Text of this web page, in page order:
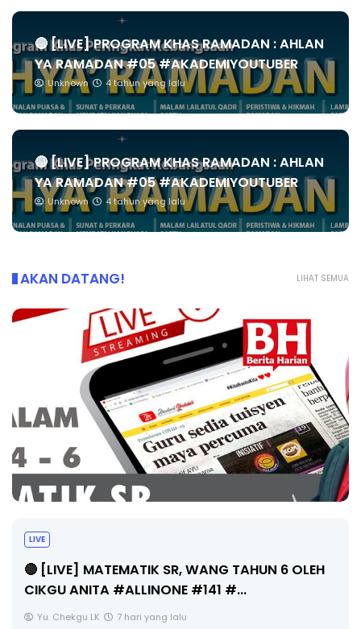
🔴 [LIVE] PROGRAM KHAS RAMADAN : AHLAN
YA RAMADAN #05 #AKADEMIYOUTUBER
Unknown 4 tahun yang lalu
🔴 [LIVE] PROGRAM KHAS RAMADAN : AHLAN
YA RAMADAN #05 #AKADEMIYOUTUBER
Unknown 4 tahun yang lalu
LIHAT SEMUA
AKAN DATANG!
LIVE
🔴 [LIVE] MATEMATIK SR, WANG TAHUN 6 OLEH
CIKGU ANITA #ALLINONE #141 #...
Yu. Chekgu LK 7 hari yang lalu